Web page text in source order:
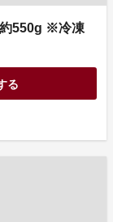
約550g ※冷凍
る